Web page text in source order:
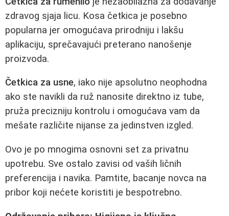
zdravog sjaja licu. Kosa četkica je posebno
popularna jer omogućava prirodniju i lakšu
aplikaciju, sprečavajući preterano nanošenje
proizvoda.
Četkica za usne, iako nije apsolutno neophodna
ako ste navikli da ruž nanosite direktno iz tube,
pruža precizniju kontrolu i omogućava vam da
mešate različite nijanse za jedinstven izgled.
Ovo je po mnogima osnovni set za privatnu
upotrebu. Sve ostalo zavisi od vaših ličnih
preferencija i navika. Pamtite, bacanje novca na
pribor koji nećete koristiti je bespotrebno.